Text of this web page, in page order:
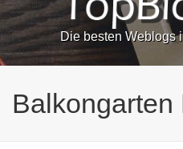
Die besten Weblogs
Balkongarten